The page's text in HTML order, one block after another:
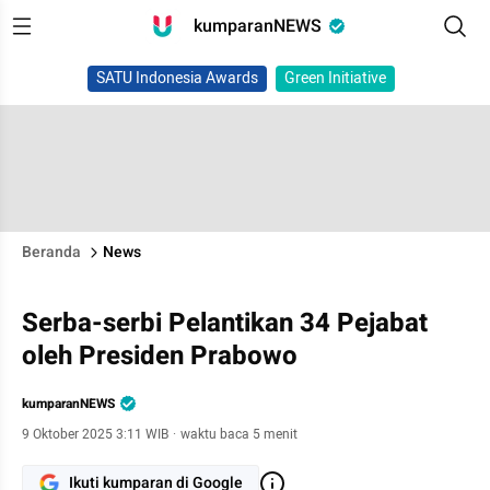
kumparanNEWS
SATU Indonesia Awards Green Initiative
Beranda News
Serba-serbi Pelantikan 34 Pejabat
oleh Presiden Prabowo
kumparanNEWS
9 Oktober 2025 3:11 WIB · waktu baca 5 menit
Ikuti kumparan di Google